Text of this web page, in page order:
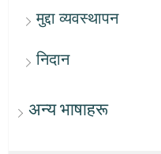
मुद्दा व्यवस्थापन
निदान
अन्य भाषाहरू